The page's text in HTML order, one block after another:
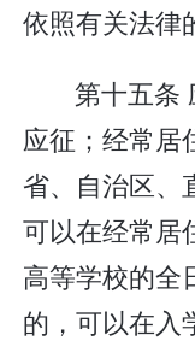
依照有关法律
第十五条
应征；经常居
省、自治区、
可以在经常居
高等学校的全
的，可以在入